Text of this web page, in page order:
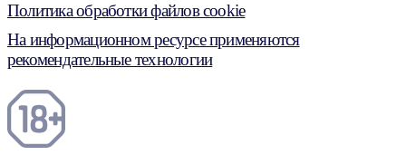
Политика обработки файлов cookie
На информационном ресурсе применяются
рекомендательные технологии